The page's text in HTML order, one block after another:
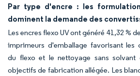
Par type d'encre : les
dominent la demande des
Les encres flexo UV ont généré 41,32 %
imprimeurs d'emballage favorisant les
du flexo et le nettoyage sans solvant
objectifs de fabrication allégée. Les